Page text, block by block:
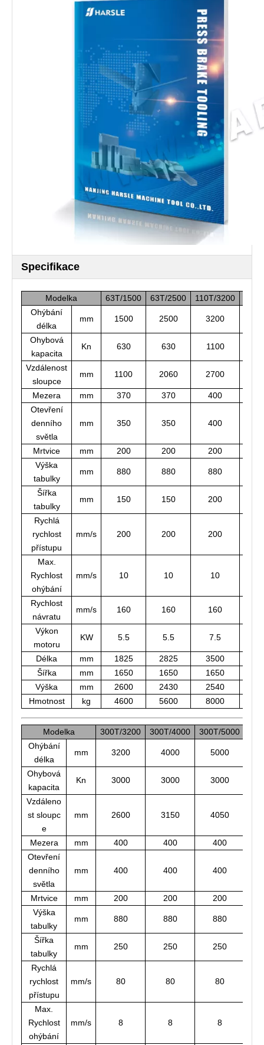
Specifikace
Modelka 63T/1500 63T/2500 110T/3200
Ohýbání
délka
mm 1500 2500 3200
Ohybová
kapacita
Kn 630 630 1100
Vzdálenost
sloupce
mm 1100 2060 2700
Mezera mm 370 370 400
Otevření
denního
světla
mm 350 350 400
Mrtvice mm 200 200 200
Výška
tabulky
mm 880 880 880
Šířka
tabulky
mm 150 150 200
Rychlá
rychlost
přístupu
mm/s 200 200 200
Max.
Rychlost
ohýbání
mm/s 10 10 10
Rychlost
návratu
mm/s 160 160 160
Výkon
motoru
KW 5.5 5.5 7.5
Délka mm 1825 2825 3500
Šířka
mm 1650 1650 1650
Výška
mm 2600 2430 2540
Hmotnost
kg 4600 5600 8000
Modelka 300T/3200 300T/4000 300T/5000
Ohýbání
délka
mm 3200 4000 5000
Ohybová
kapacita
Kn 3000 3000 3000
Vzdáleno
st sloupc
e
mm 2600 3150 4050
Mezera mm 400 400 400
Otevření
denního
světla
mm 400 400 400
Mrtvice mm 200 200 200
Výška
tabulky
mm 880 880 880
Šířka
tabulky
mm 250 250 250
Rychlá
rychlost
přístupu
mm/s 80 80 80
Max.
Rychlost
ohýbání
mm/s 8 8 8